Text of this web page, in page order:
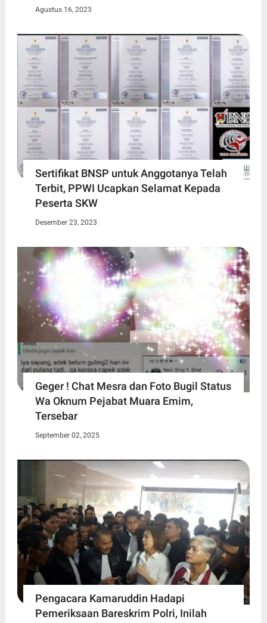
Agustus 16, 2023
Sertifikat BNSP untuk Anggotanya Telah
Terbit, PPWI Ucapkan Selamat Kepada
Peserta SKW
Desember 23, 2023
Geger ! Chat Mesra dan Foto Bugil Status
Wa Oknum Pejabat Muara Emim,
Tersebar
September 02, 2025
Pengacara Kamaruddin Hadapi
Pemeriksaan Bareskrim Polri, Inilah